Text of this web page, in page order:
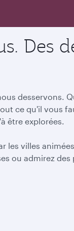
Des
desservons.
ce qu'il vous
être explorées.
les villes
ou admirez